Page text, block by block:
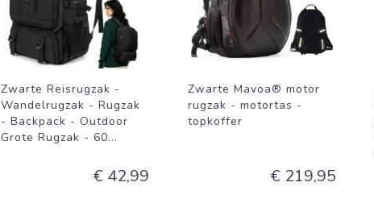
Zwarte Reisrugzak -
Wandelrugzak - Rugzak
- Backpack - Outdoor
Grote Rugzak - 60...
€ 42,99
Zwarte Mavoa® motor
rugzak - motortas -
topkoffer
€ 219,95